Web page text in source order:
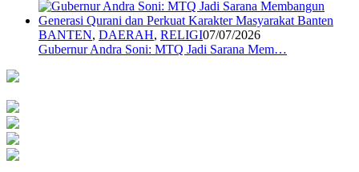
BANTEN, DAERAH, RELIGI07/07/2026
Gubernur Andra Soni: MTQ Jadi Sarana Mem…